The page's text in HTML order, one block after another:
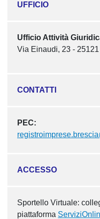
UFFICIO
Ufficio Attività
Via Einaudi, 23 -
CONTATTI
PEC:
ACCESSO
Sportello Virtuale:
piattaforma